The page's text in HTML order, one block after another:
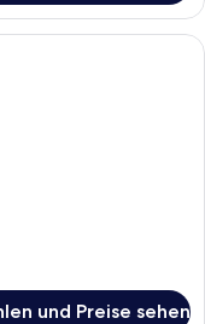
Restaurant mit
und Preise sehen